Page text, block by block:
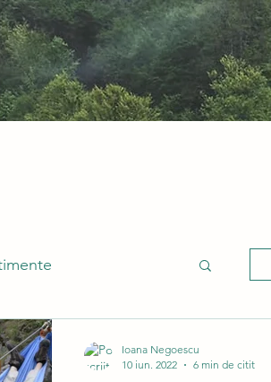
Ioana Negoescu
10 iun. 2022
6 min de citit